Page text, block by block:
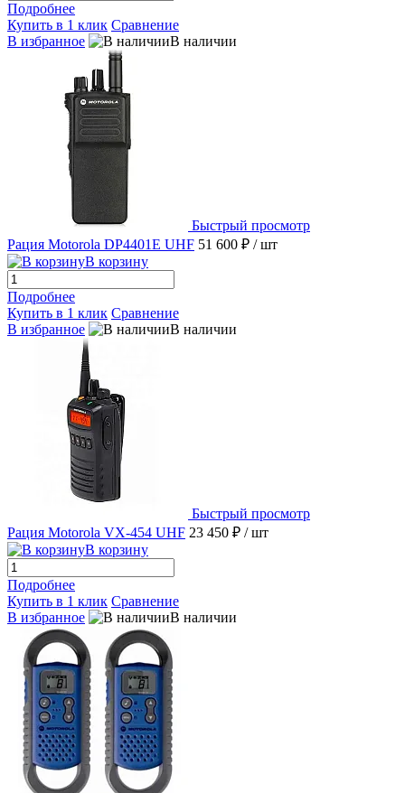
Подробнее
Купить в 1 клик Сравнение
В избранное
В наличии
Быстрый просмотр
Рация Motorola DP4401E UHF 51 600 ₽ / шт
В корзину
Подробнее
Купить в 1 клик Сравнение
В избранное
В наличии
Быстрый просмотр
Рация Motorola VX-454 UHF 23 450 ₽ / шт
В корзину
Подробнее
Купить в 1 клик Сравнение
В избранное
В наличии